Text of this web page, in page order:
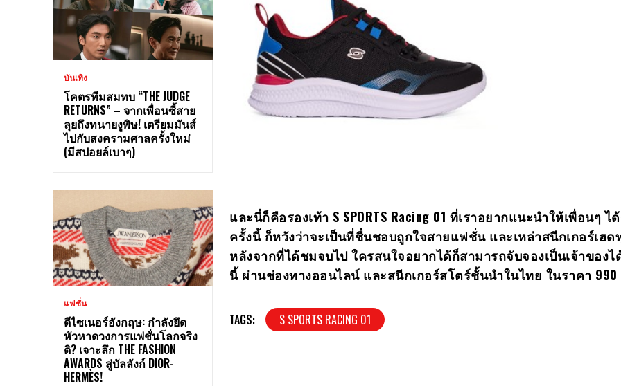
บันเทิง
โคตรทีมสมทบ “THE JUDGE
RETURNS” – จากเพื่อนซี้สาย
ลุยถึงทนายงูพิษ! เตรียมมันส์
ไปกับสงครามศาลครั้งใหม่
(มีสปอยล์เบาๆ)
แฟชั่น
ดีไซเนอร์อังกฤษ: กำลังยึด
หัวหาดวงการแฟชั่นโลกจริง
ดิ? เจาะลึก THE FASHION
AWARDS สู่บัลลังก์ DIOR-
HERMÈS!
และนี่ก็คือรองเท้า S SPORTS Racing 01 ที่เราอยากแนะนำให้เพื่อนๆ ไ
ครั้งนี้ ก็หวังว่าจะเป็นที่ชื่นชอบถูกใจสายแฟชั่น และเหล่าสนีกเกอร์เฮ
หลังจากที่ได้ชมจบไป ใครสนใจอยากได้ก็สามารถจับจองเป็นเจ้าของ
นี้ ผ่านช่องทางออนไลน์ และสนีกเกอร์สโตร์ชั้นนำในไทย ในราคา
TAGS: S SPORTS RACING 01